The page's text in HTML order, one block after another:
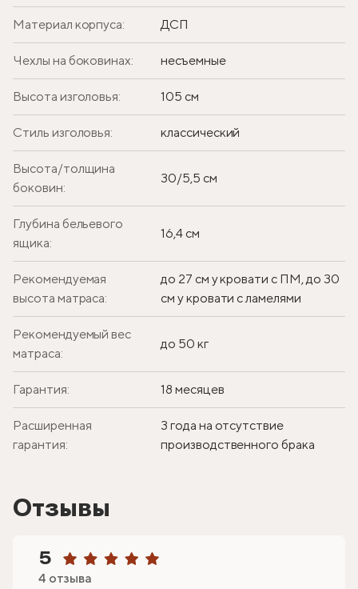
Материал корпуса: ДСП
Чехлы на боковинах: несъемные
Высота изголовья: 105 см
Стиль изголовья: классический
Высота/толщина
боковин:
30/5,5 см
Глубина бельевого
ящика:
16,4 см
Рекомендуемая
высота матраса:
до 27 см у кровати с ПМ, до 30
см у кровати с ламелями
Рекомендуемый вес
матраса:
до 50 кг
Гарантия: 18 месяцев
Расширенная
гарантия:
3 года на отсутствие
производственного брака
Отзывы
5
4 отзыва